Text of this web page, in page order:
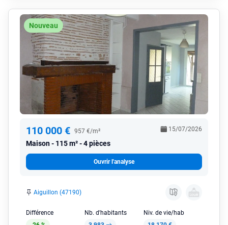
Nouveau
110 000 € 957 €/m²
Maison 115 m² - 4 pièces
15/07/2026
Ouvrir l'analyse
Aiguillon (47190)
Différence
Nb. d'habitants
Niv. de vie/hab